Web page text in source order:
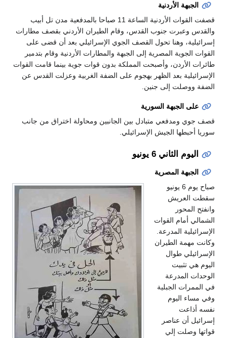
الجبهة الأردنية
قصفت القوات الأردنية الساعة 11 صباحا بالمدفعية مدن تل أبيب
والقدس وعبرت جنوب القدس، وقام الطيران الأردني بقصف مطارات
إسرائيلية، وهنا تحول القصف الجوي الإسرائيلي بعد أن قضى على
القوات الجوية المصرية إلى الجبهة والمطارات الأردنية وقام بتدمير
طائرات الأردن، وأصبحت المملكة بدون قوات جوية بينما قامت القوات
الإسرائيلية بعد الظهر بهجوم على الضفة الغربية وعزلت القدس عن
الضفة ووصلت إلى جنين.
على الجبهة السورية
قصف جوي ومدفعي متبادل بين الجانبين ومحاولة اختراق من جانب
سوريا أحبطها الجيش الإسرائيلي.
اليوم الثاني 6 يونيو
الجبهة المصرية
صباح يوم 6 يونيو
سقطت العريش
وانفتح المحور
الشمالي أمام القوات
الإسرائيلية المدرعة.
وكانت مهمة الطيران
الإسرائيلي طوال
اليوم هي تثبيت
الوحدات المدرعة
في الممرات الجبلية
وفي مساء اليوم
نفسه أذاعت
إسرائيل أن عناصر
قواتها وصلت إلي